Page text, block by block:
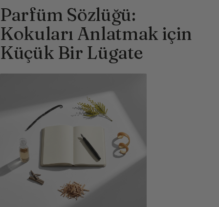
Parfüm Sözlüğü:
Kokuları Anlatmak için
Küçük Bir Lügate